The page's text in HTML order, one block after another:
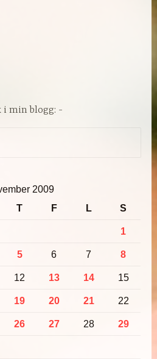
i min blogg:
2009
T F L S
1
5 6 7 8
12 13 14 15
19 20 21 22
26 27 28 29